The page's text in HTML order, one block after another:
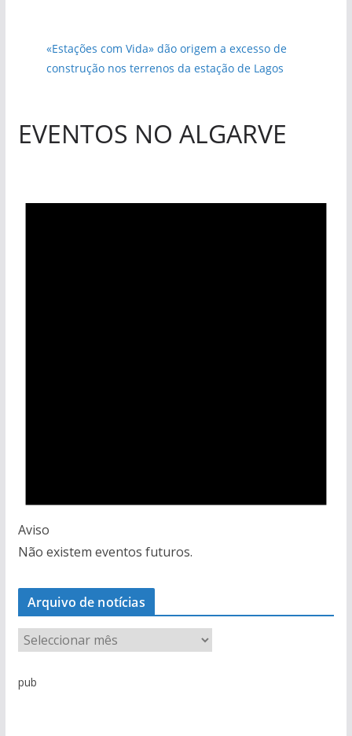
«Estações com Vida» dão origem a excesso de
construção nos terrenos da estação de Lagos
EVENTOS NO ALGARVE
Aviso
Não existem eventos futuros.
Arquivo de notícias
q
pub